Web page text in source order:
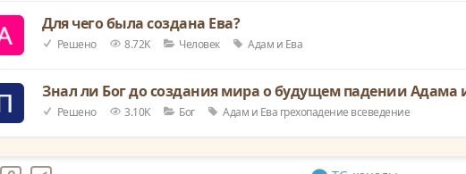
Для чего была создана Ева?
Решено 8.72K Человек Адам и Ева
Знал ли Бог до создания мира о будущем падении Адама
Решено 3.10K Бог Адам и Ева грехопадение всеведение